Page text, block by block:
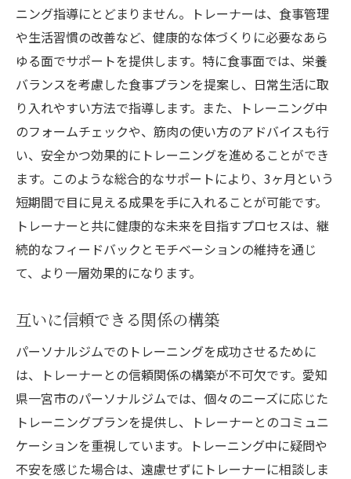
ニング指導にとどまりません。トレーナーは、食事管理
や生活習慣の改善など、健康的な体づくりに必要なあら
ゆる面でサポートを提供します。特に食事面では、栄養
バランスを考慮した食事プランを提案し、日常生活に取
り入れやすい方法で指導します。また、トレーニング中
のフォームチェックや、筋肉の使い方のアドバイスも行
い、安全かつ効果的にトレーニングを進めることができ
ます。このような総合的なサポートにより、3ヶ月という
短期間で目に見える成果を手に入れることが可能です。
トレーナーと共に健康的な未来を目指すプロセスは、継
続的なフィードバックとモチベーションの維持を通じ
て、より一層効果的になります。
互いに信頼できる関係の構築
パーソナルジムでのトレーニングを成功させるために
は、トレーナーとの信頼関係の構築が不可欠です。愛知
県一宮市のパーソナルジムでは、個々のニーズに応じた
トレーニングプランを提供し、トレーナーとのコミュニ
ケーションを重視しています。トレーニング中に疑問や
不安を感じた場合は、遠慮せずにトレーナーに相談しま